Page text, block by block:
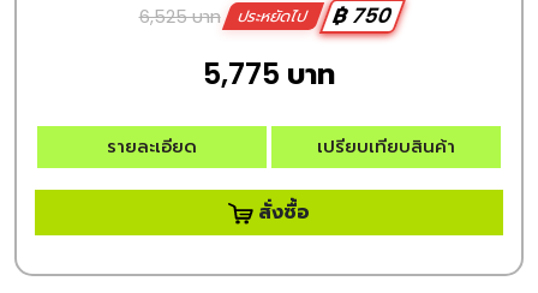
6,525 บาท ประหยัดไป ฿ 750
5,775 บาท
รายละเอียด เปรียบเทียบสินค้า
สั่งซื้อ